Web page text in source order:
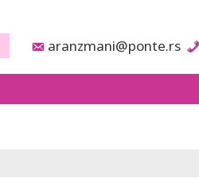
aranzmani@ponte.rs